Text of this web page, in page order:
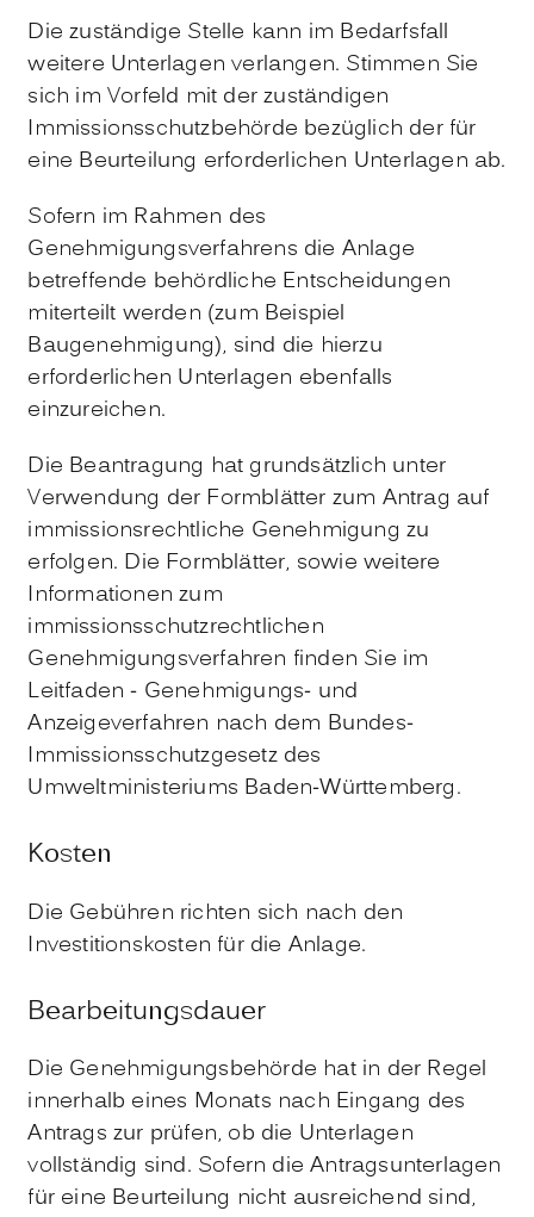
Die zuständige Stelle kann im Bedarfsfall
weitere Unterlagen verlangen. Stimmen Sie
sich im Vorfeld mit der zuständigen
Immissionsschutzbehörde bezüglich der für
eine Beurteilung erforderlichen Unterlagen ab.
Sofern im Rahmen des
Genehmigungsverfahrens die Anlage
betreffende behördliche Entscheidungen
miterteilt werden (zum Beispiel
Baugenehmigung), sind die hierzu
erforderlichen Unterlagen ebenfalls
einzureichen.
Die Beantragung hat grundsätzlich unter
Verwendung der Formblätter zum Antrag auf
immissionsrechtliche Genehmigung zu
erfolgen. Die Formblätter, sowie weitere
Informationen zum
immissionsschutzrechtlichen
Genehmigungsverfahren finden Sie im
Leitfaden - Genehmigungs- und
Anzeigeverfahren nach dem Bundes-
Immissionsschutzgesetzdes
Umweltministeriums Baden-Württemberg.
Kosten
Die Gebühren richten sich nach den
Investitionskosten für die Anlage.
Bearbeitungsdauer
Die Genehmigungsbehörde hat in der Regel
innerhalb eines Monats nach Eingang des
Antrags zur prüfen, ob die Unterlagen
vollständig sind. Sofern die Antragsunterlagen
für eine Beurteilung nicht ausreichend sind,